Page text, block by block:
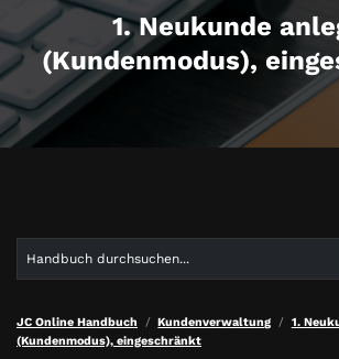
1. Neukunde
(Kundenmodus),
for:
JC Online Handbuch Kundenverwaltung
1.
(Kundenmodus), eingeschränkt